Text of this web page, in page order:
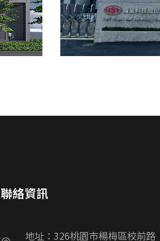
聯絡資訊
地址：326桃園市楊梅區校前路